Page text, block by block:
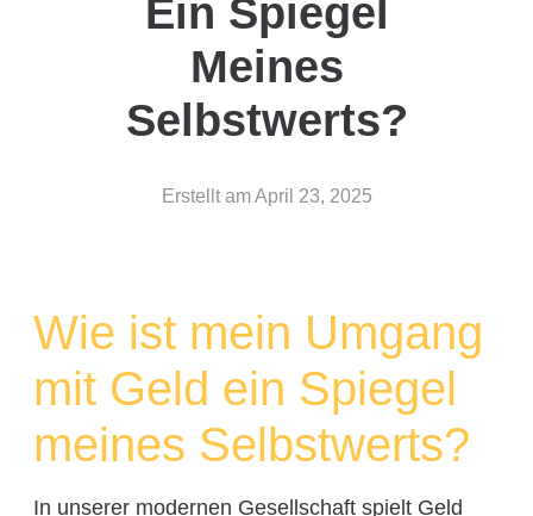
Ein Spiegel
Meines
Selbstwerts?
Erstellt am April 23, 2025
Wie ist mein Umgang
mit Geld ein Spiegel
meines Selbstwerts?
In unserer modernen Gesellschaft spielt Geld